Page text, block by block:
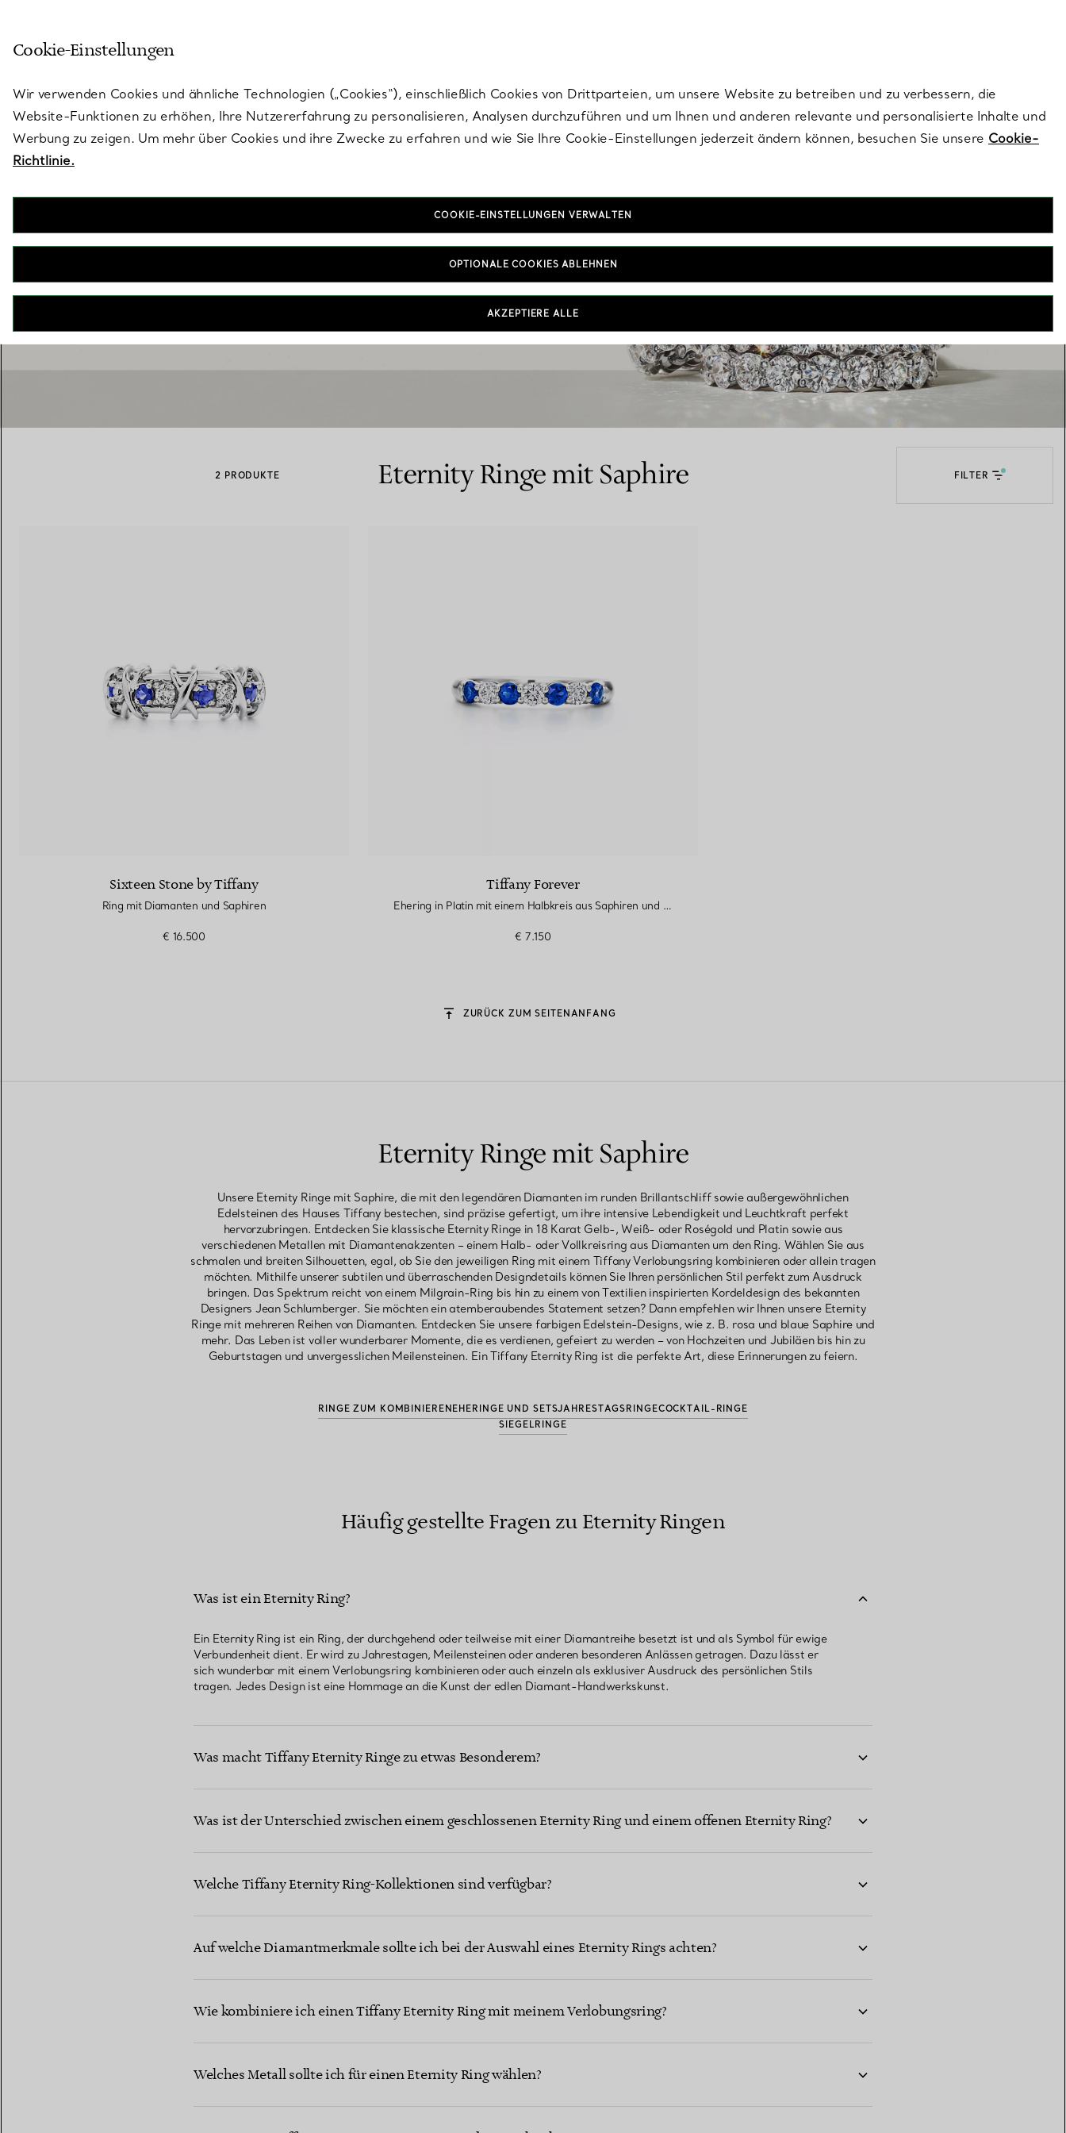
Elsa Peretti®
Tipps zur Auswahl eines
mit einem Tiffany-Diamantenexperten.
Eternity Ringe
Die meisterhaft mit den berühmten Diamanten von Tiffany gefertigten Ringe sind –
genauso wie die Liebe – für die Ewigkeit bestimmt. Tragen Sie Ihren Ring einzeln
2 PRODUKTE Eternity Ringe mit Saphire FILTER
Sixteen Stone by Tiffany
Ring mit Diamanten und Saphiren
€ 16.500
Tiffany Forever
Ehering in Platin mit einem Halbkreis aus Saphiren und Diamanten
€ 7.150
ZURÜCK ZUM SEITENANFANG
Eternity Ringe mit Saphire
Unsere Eternity Ringe mit Saphire, die mit den legendären Diamanten im runden Brillantschliff sowie außergewöhnlichen
Edelsteinen des Hauses Tiffany bestechen, sind präzise gefertigt, um ihre intensive Lebendigkeit und Leuchtkraft perfekt
hervorzubringen. Entdecken Sie klassische Eternity Ringe in 18 Karat Gelb-, Weiß- oder Roségold und Platin sowie aus
verschiedenen Metallen mit Diamantenakzenten – einem Halb- oder Vollkreisring aus Diamanten um den Ring. Wählen Sie aus
schmalen und breiten Silhouetten, egal, ob Sie den jeweiligen Ring mit einem Tiffany Verlobungsring kombinieren oder allein tragen
möchten. Mithilfe unserer subtilen und überraschenden Designdetails können Sie Ihren persönlichen Stil perfekt zum Ausdruck
bringen. Das Spektrum reicht von einem Milgrain-Ring bis hin zu einem von Textilien inspirierten Kordeldesign des bekannten
Designers Jean Schlumberger. Sie möchten ein atemberaubendes Statement setzen? Dann empfehlen wir Ihnen unsere Eternity
Ringe mit mehreren Reihen von Diamanten. Entdecken Sie unsere farbigen Edelstein-Designs, wie z. B. rosa und blaue Saphire und
mehr. Das Leben ist voller wunderbarer Momente, die es verdienen, gefeiert zu werden – von Hochzeiten und Jubiläen bis hin zu
Geburtstagen und unvergesslichen Meilensteinen. Ein Tiffany Eternity Ring ist die perfekte Art, diese Erinnerungen zu feiern.
RINGE ZUM KOMBINIEREN EHERINGE UND SETSJAHRESTAGSRINGECOCKTAIL-RINGE
SIEGELRINGE
Häufig gestellte Fragen zu Eternity Ringen
Was ist ein Eternity Ring?
Ein Eternity Ring ist ein Ring, der durchgehend oder teilweise mit einer Diamantreihe besetzt ist und als Symbol für ewige
Verbundenheit dient. Er wird zu Jahrestagen, Meilensteinen oder anderen besonderen Anlässen getragen. Dazu lässt er
sich wunderbar mit einem Verlobungsring kombinieren oder auch einzeln als exklusiver Ausdruck des persönlichen Stils
tragen. Jedes Design ist eine Hommage an die Kunst der edlen Diamant-Handwerkskunst.
Was macht Tiffany Eternity Ringe zu etwas Besonderem?
Was ist der Unterschied zwischen einem geschlossenen Eternity Ring und einem offenen Eternity Ring?
Welche Tiffany Eternity Ring-Kollektionen sind verfügbar?
Auf welche Diamantmerkmale sollte ich bei der Auswahl eines Eternity Rings achten?
Wie kombiniere ich einen Tiffany Eternity Ring mit meinem Verlobungsring?
Welches Metall sollte ich für einen Eternity Ring wählen?
Cookie-Einstellungen
Wir verwenden Cookies und ähnliche Technologien („Cookies“), einschließlich Cookies von Drittparteien, um unsere Website zu betreiben und zu verbessern, die
Website-Funktionen zu erhöhen, Ihre Nutzererfahrung zu personalisieren, Analysen durchzuführen und um Ihnen und anderen relevante und personalisierte Inhalte und
Werbung zu zeigen. Um mehr über Cookies und ihre Zwecke zu erfahren und wie Sie Ihre Cookie-Einstellungen jederzeit ändern können, besuchen Sie unsere Cookie-
Richtlinie.
COOKIE-EINSTELLUNGEN VERWALTEN
OPTIONALE COOKIES ABLEHNEN
AKZEPTIERE ALLE